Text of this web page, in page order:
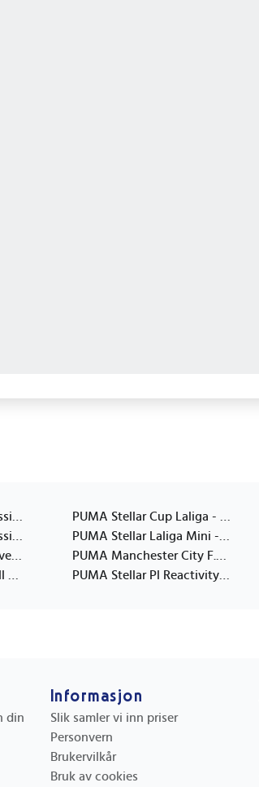
Adidas Performance Universadi Ball - White - 5
PUMA Stellar Pl Reactivity Mini - White - MINI
din
Informasjon
Slik samler vi inn priser
Personvern
Brukervilkår
Bruk av cookies